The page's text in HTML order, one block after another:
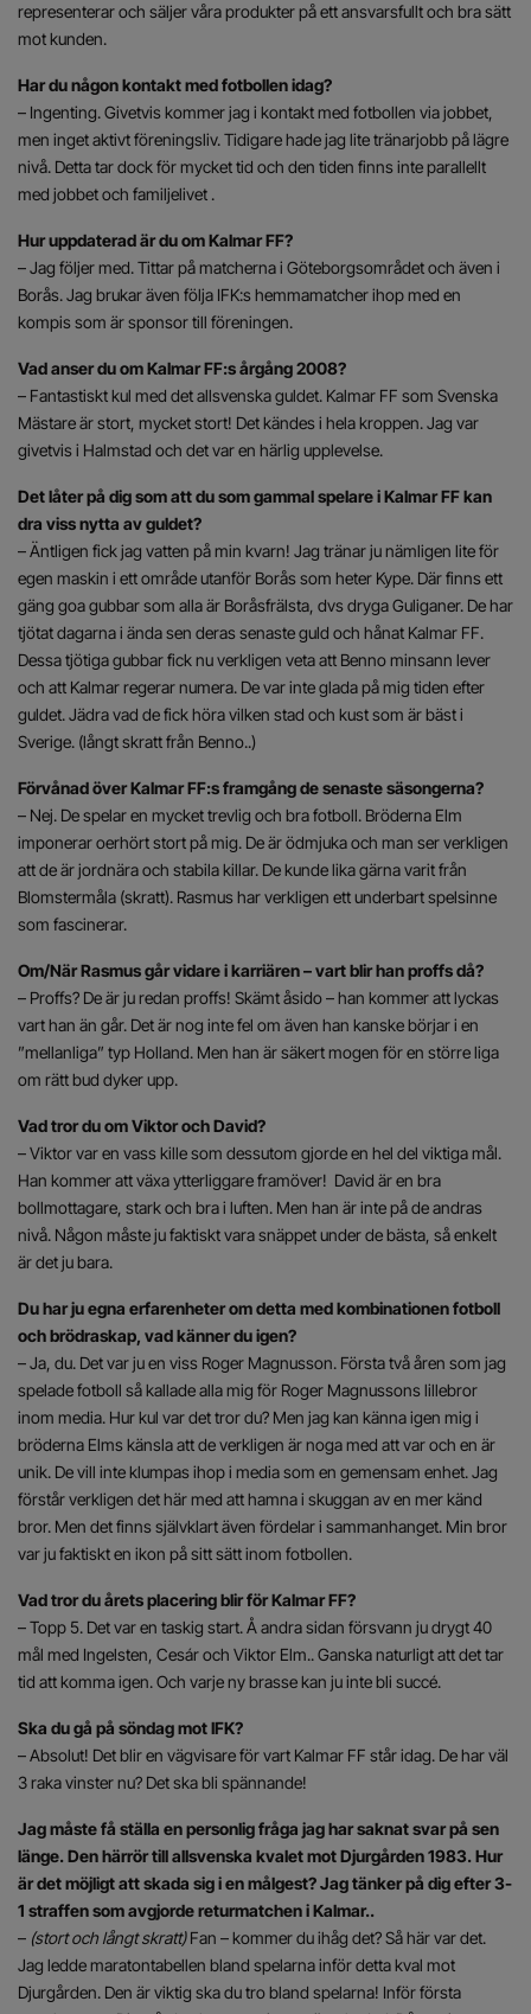
representerar och säljer våra produkter på ett ansvarsfullt och bra sätt
mot kunden.
Har du någon kontakt med fotbollen idag?
– Ingenting. Givetvis kommer jag i kontakt med fotbollen via jobbet,
men inget aktivt föreningsliv. Tidigare hade jag lite tränarjobb på lägre
nivå. Detta tar dock för mycket tid och den tiden finns inte parallellt
med jobbet och familjelivet .
Hur uppdaterad är du om Kalmar FF?
– Jag följer med. Tittar på matcherna i Göteborgsområdet och även i
Borås. Jag brukar även följa IFK:s hemmamatcher ihop med en
kompis som är sponsor till föreningen.
Vad anser du om Kalmar FF:s årgång 2008?
– Fantastiskt kul med det allsvenska guldet. Kalmar FF som Svenska
Mästare är stort, mycket stort! Det kändes i hela kroppen. Jag var
givetvis i Halmstad och det var en härlig upplevelse.
Det låter på dig som att du som gammal spelare i Kalmar FF kan
dra viss nytta av guldet?
– Äntligen fick jag vatten på min kvarn! Jag tränar ju nämligen lite för
egen maskin i ett område utanför Borås som heter Kype. Där finns ett
gäng goa gubbar som alla är Boråsfrälsta, dvs dryga Guliganer. De har
tjötat dagarna i ända sen deras senaste guld och hånat Kalmar FF.
Dessa tjötiga gubbar fick nu verkligen veta att Benno minsann lever
och att Kalmar regerar numera. De var inte glada på mig tiden efter
guldet. Jädra vad de fick höra vilken stad och kust som är bäst i
Sverige. (långt skratt från Benno..)
Förvånad över Kalmar FF:s framgång de senaste säsongerna?
– Nej. De spelar en mycket trevlig och bra fotboll. Bröderna Elm
imponerar oerhört stort på mig. De är ödmjuka och man ser verkligen
att de är jordnära och stabila killar. De kunde lika gärna varit från
Blomstermåla (skratt). Rasmus har verkligen ett underbart spelsinne
som fascinerar.
Om/När Rasmus går vidare i karriären – vart blir han proffs då?
– Proffs? De är ju redan proffs! Skämt åsido – han kommer att lyckas
vart han än går. Det är nog inte fel om även han kanske börjar i en
”mellanliga” typ Holland. Men han är säkert mogen för en större liga
om rätt bud dyker upp.
Vad tror du om Viktor och David?
– Viktor var en vass kille som dessutom gjorde en hel del viktiga mål.
Han kommer att växa ytterliggare framöver! David är en bra
bollmottagare, stark och bra i luften. Men han är inte på de andras
nivå. Någon måste ju faktiskt vara snäppet under de bästa, så enkelt
är det ju bara.
Du har ju egna erfarenheter om detta med kombinationen fotboll
och brödraskap, vad känner du igen?
– Ja, du. Det var ju en viss Roger Magnusson. Första två åren som jag
spelade fotboll så kallade alla mig för Roger Magnussons lillebror
inom media. Hur kul var det tror du? Men jag kan känna igen mig i
bröderna Elms känsla att de verkligen är noga med att var och en är
unik. De vill inte klumpas ihop i media som en gemensam enhet. Jag
förstår verkligen det här med att hamna i skuggan av en mer känd
bror. Men det finns självklart även fördelar i sammanhanget. Min bror
var ju faktiskt en ikon på sitt sätt inom fotbollen.
Vad tror du årets placering blir för Kalmar FF?
– Topp 5. Det var en taskig start. Å andra sidan försvann ju drygt 40
mål med Ingelsten, Cesár och Viktor Elm.. Ganska naturligt att det tar
tid att komma igen. Och varje ny brasse kan ju inte bli succé.
Ska du gå på söndag mot IFK?
– Absolut! Det blir en vägvisare för vart Kalmar FF står idag. De har väl
3 raka vinster nu? Det ska bli spännande!
Jag måste få ställa en personlig fråga jag har saknat svar på sen
länge. Den härrör till allsvenska kvalet mot Djurgården 1983. Hur
är det möjligt att skada sig i en målgest? Jag tänker på dig efter 3-
1 straffen som avgjorde returmatchen i Kalmar..
– (stort och långt skratt)Fan – kommer du ihåg det? Så här var det.
Jag ledde maratontabellen bland spelarna inför detta kval mot
Djurgården. Den är viktig ska du tro bland spelarna! Inför första